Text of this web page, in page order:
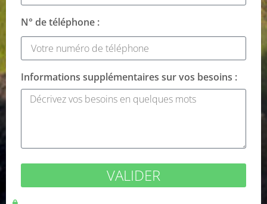
N° de téléphone :
Informations supplémentaires sur vos besoins :
VALIDER